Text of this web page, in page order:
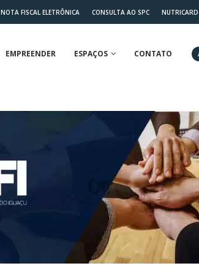
NOTA FISCAL ELETRÔNICA CONSULTA AO SPC NUTRICARD
EMPREENDER ESPAÇOS CONTATO